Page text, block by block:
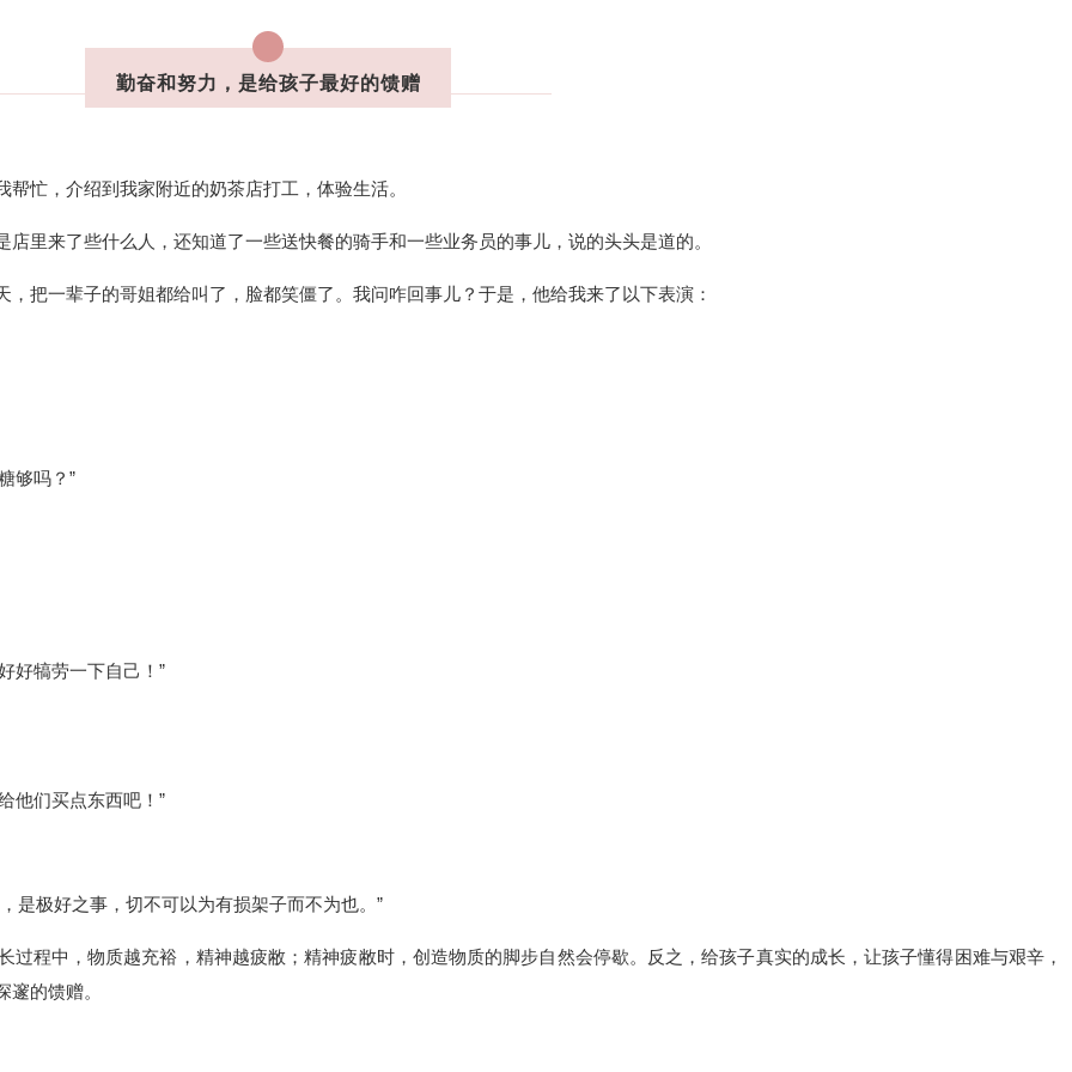
勤奋和努力，是给孩子最好的馈赠
忙，介绍到我家附近的奶茶店打工，体验生活。
里来了些什么人，还知道了一些送快餐的骑手和一些业务员的事儿，说的头头是道的。
把一辈子的哥姐都给叫了，脸都笑僵了。我问咋回事儿？于是，他给我来了以下表演：
够吗？”
好犒劳一下自己！”
他们买点东西吧！”
是极好之事，切不可以为有损架子而不为也。”
过程中，物质越充裕，精神越疲敝；精神疲敝时，创造物质的脚步自然会停歇。反之，给孩子真实的成长，让孩子懂得困难与艰辛，
的馈赠。